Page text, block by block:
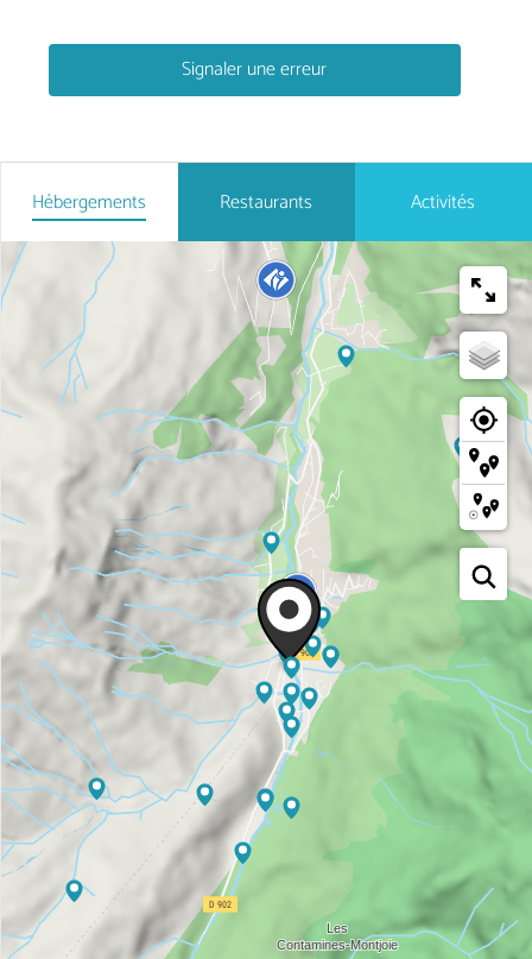
Signaler une erreur
Hébergements Restaurants Activités